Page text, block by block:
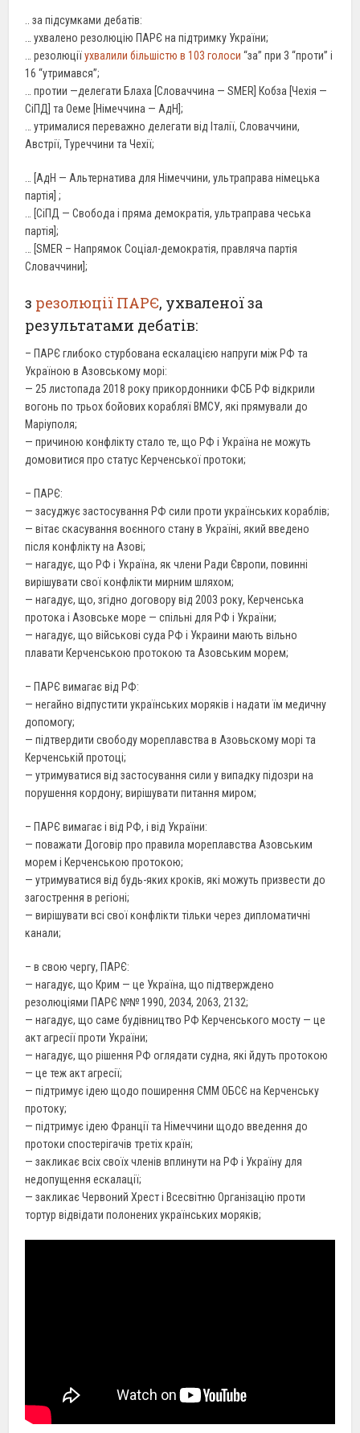
.. за підсумками дебатів:
… ухвалено резолюцію ПАРЄ на підтримку України;
… резолюціїухвалили більшістю в 103 голоси “за” при 3 “проти” і
16 “утримався”;
… протии —делегати Блаха [Словаччина — SMER] Кобза [Чехія —
СіПД] та Оеме [Німеччина — АдН];
… утрималися переважно делегати від Італії, Словаччини,
Австрії, Туреччини та Чехії;
… [АдН — Альтернатива для Німеччини, ультраправа німецька
партія] ;
… [СіПД — Свобода і пряма демократія, ультраправа чеська
партія];
… [SMER – Напрямок Соціал-демократія, правляча партія
Словаччини];
з резолюції ПАРЄ, ухваленої за
результатами дебатів:
– ПАРЄ глибоко стурбована ескалацією напруги між РФ та
Україною в Азовському морі:
— 25 листопада 2018 року прикордонники ФСБ РФ відкрили
вогонь по трьох бойових корабляї ВМСУ, які прямували до
Маріуполя;
— причиною конфлікту стало те, що РФ і Україна не можуть
домовитися про статус Керченської протоки;
– ПАРЄ:
— засуджує застосування РФ сили проти українських кораблів;
— вітає скасування воєнного стану в Україні, який введено
після конфлікту на Азові;
— нагадує, що РФ і Україна, як члени Ради Європи, повинні
вирішувати свої конфлікти мирним шляхом;
— нагадує, що, згідно договору від 2003 року, Керченська
протока і Азовське море — спільні для РФ і України;
— нагадує, що військові суда РФ і Украини мають вільно
плавати Керченською протокою та Азовським морем;
– ПАРЄ вимагає від РФ:
— негайно відпустити українських моряків і надати їм медичну
допомогу;
— підтвердити свободу мореплавства в Азовьскому морі та
Керченській протоці;
— утримуватися від застосування сили у випадку підозри на
порушення кордону; вирішувати питання миром;
– ПАРЄ вимагає і від РФ, і від України:
— поважати Договір про правила мореплавства Азовським
морем і Керченською протокою;
— утримуватися від будь-яких кроків, які можуть призвести до
загострення в регіоні;
— вирішувати всі свої конфлікти тільки через дипломатичні
канали;
– в свою чергу, ПАРЄ:
— нагадує, що Крим — це Україна, що підтверждено
резолюціями ПАРЄ №№ 1990, 2034, 2063, 2132;
— нагадує, що саме будівництво РФ Керченського мосту — це
акт агресії проти України;
— нагадує, що рішення РФ оглядати судна, які йдуть протокою
— це теж акт агресії;
— підтримує ідею щодо поширення СММ ОБСЄ на Керченську
протоку;
— підтримує ідею Франції та Німеччини щодо введення до
протоки спостерігачів третіх країн;
— закликає всіх своїх членів вплинути на РФ і Україну для
недопущення ескалації;
— закликає Червоний Хрест і Всесвітню Організацію проти
тортур відвідати полонених українських моряків;